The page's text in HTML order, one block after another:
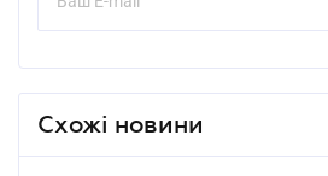
Схожі новини